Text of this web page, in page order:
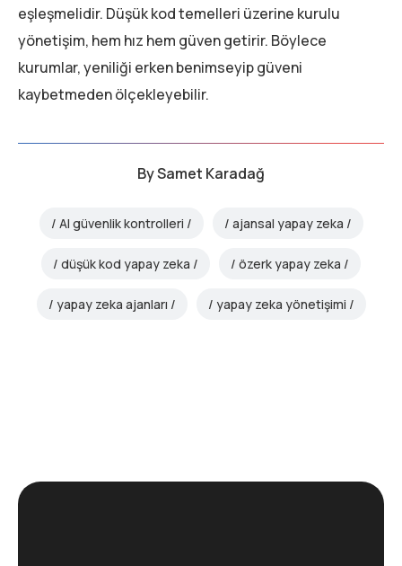
eşleşmelidir. Düşük kod temelleri üzerine kurulu
yönetişim, hem hız hem güven getirir. Böylece
kurumlar, yeniliği erken benimseyip güveni
kaybetmeden ölçekleyebilir.
BySamet Karadağ
AI güvenlik kontrolleri ajansal yapay zeka
düşük kod yapay zeka özerk yapay zeka
yapay zeka ajanları yapay zeka yönetişimi